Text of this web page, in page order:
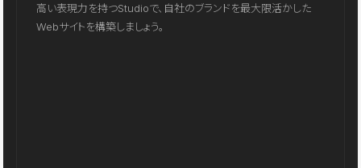
高い表現力を持つStudioで、自社のブランドを最大限活かした
Webサイトを構築しましょう。